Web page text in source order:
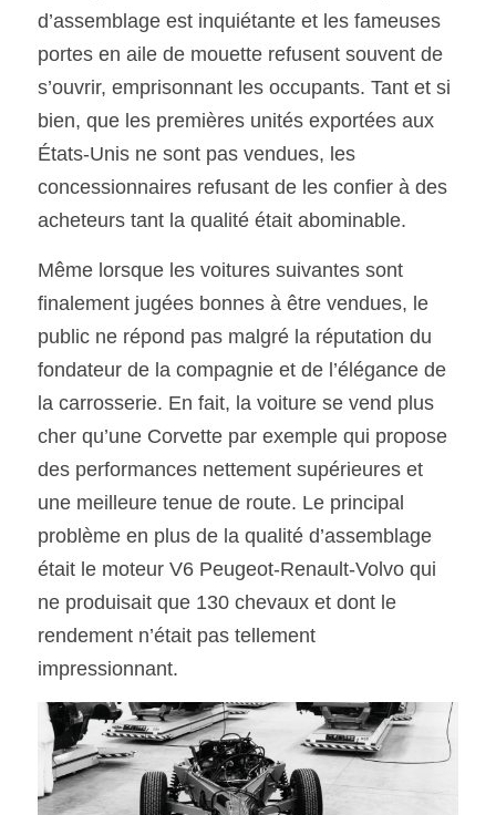
d’assemblage est inquiétante et les fameuses
portes en aile de mouette refusent souvent de
s’ouvrir, emprisonnant les occupants. Tant et si
bien, que les premières unités exportées aux
États-Unis ne sont pas vendues, les
concessionnaires refusant de les confier à des
acheteurs tant la qualité était abominable.
Même lorsque les voitures suivantes sont
finalement jugées bonnes à être vendues, le
public ne répond pas malgré la réputation du
fondateur de la compagnie et de l’élégance de
la carrosserie. En fait, la voiture se vend plus
cher qu’une Corvette par exemple qui propose
des performances nettement supérieures et
une meilleure tenue de route. Le principal
problème en plus de la qualité d’assemblage
était le moteur V6 Peugeot-Renault-Volvo qui
ne produisait que 130 chevaux et dont le
rendement n’était pas tellement
impressionnant.